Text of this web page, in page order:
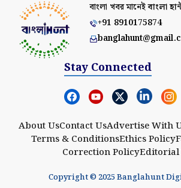
বাংলা খবর মানেইবাংলা
+91 8910175874
Stay Connected
About UsContact UsAdvertise With
Terms & ConditionsEthics Policy
Correction PolicyEditorial
Copyright © 2025 Banglahunt